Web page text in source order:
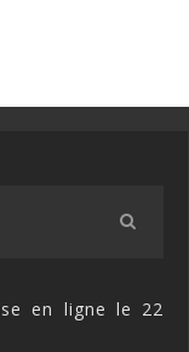
en ligne le 22